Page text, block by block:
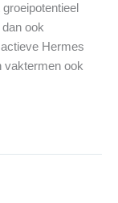
ook
Hermes
vaktermen ook